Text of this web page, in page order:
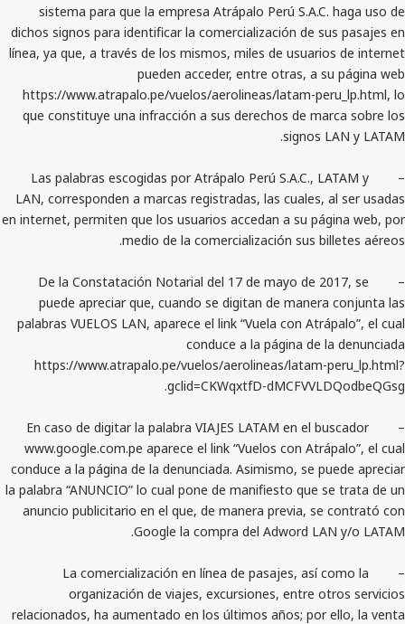
sistema para que la empresa Atrápalo Perú
dichos signos para identificar la comercialización de
línea, ya que, a través de los mismos, miles de
pueden acceder, entre otras, a
https://www.atrapalo.pe/vuelos/aerolineas/latam-
que constituye una infracción a sus derechos de
signos
– Las palabras escogidas por Atrápalo Perú S.A.C.,
LAN, corresponden a marcas registradas, las
en internet, permiten que los usuarios accedan a su
medio de la comercialización sus
– De la Constatación Notarial del 17 de mayo de
puede apreciar que, cuando se digitan de
palabras VUELOS LAN, aparece el link “Vuela con
conduce a la página de
https://www.atrapalo.pe/vuelos/aerolineas/
gclid=CKWqxtfD-
– En caso de digitar la palabra VIAJES LATAM en el
www.google.com.pe aparece el link “Vuelos con
conduce a la página de la denunciada. Asimismo, se
la palabra “ANUNCIO” lo cual pone de manifiesto que
anuncio publicitario en el que, de manera previa,
Google la compra del Adword
– La comercialización en línea de pasajes, así
organización de viajes, excursiones, entre
relacionados, ha aumentado en los últimos años;